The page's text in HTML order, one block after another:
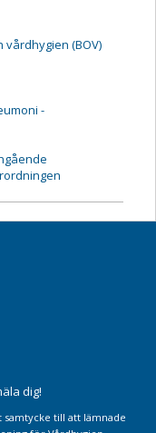
vårdhygien (BOV)
-
dig!
till att lämnade